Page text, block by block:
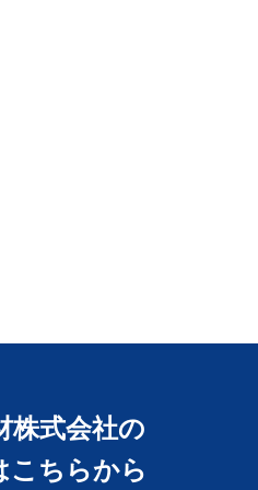
株式会社の
こちらから